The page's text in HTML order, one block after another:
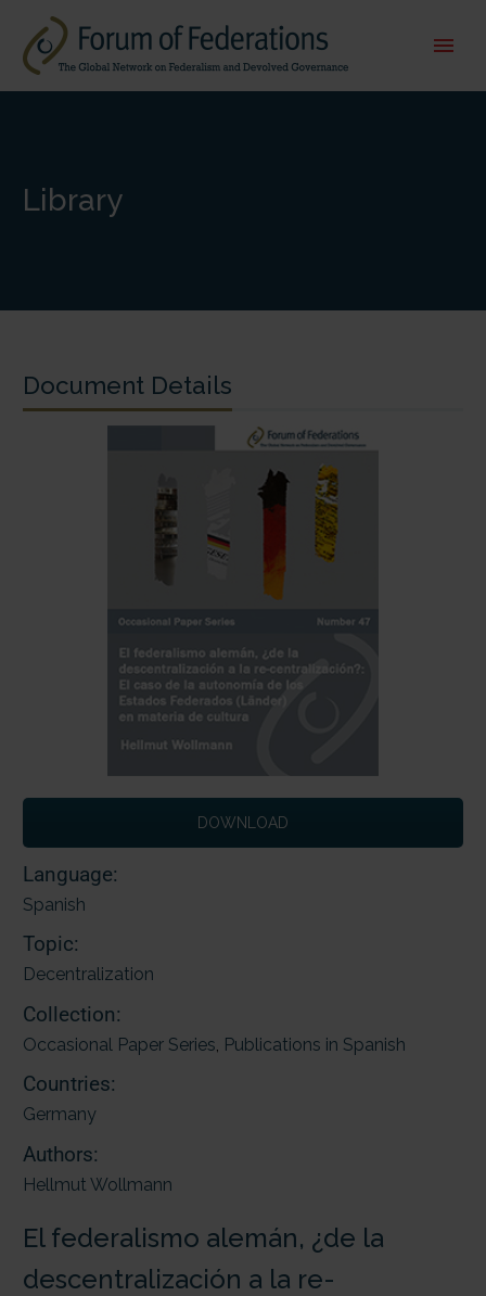
Library
Document Details
DOWNLOAD
Language:
Spanish
Topic:
Decentralization
Collection:
Occasional Paper Series, Publications in Spanish
Countries:
Germany
Authors:
Hellmut Wollmann
El federalismo alemán, ¿de la
descentralización a la re-